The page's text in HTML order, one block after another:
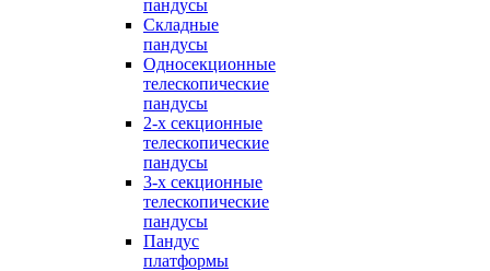
пандусы
Складные
пандусы
Односекционные
телескопические
пандусы
2-х секционные
телескопические
пандусы
3-х секционные
телескопические
пандусы
Пандус
платформы